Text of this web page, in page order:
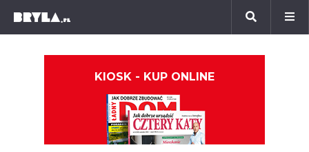
KIOSK - KUP ONLINE